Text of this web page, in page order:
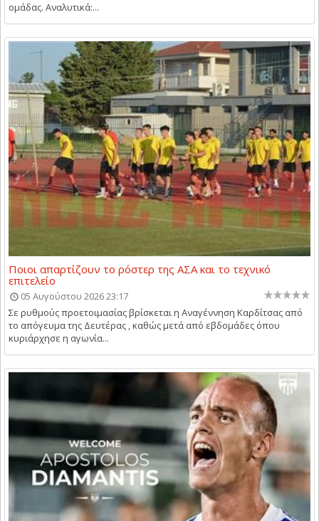
ομάδας. Αναλυτικά:...
Ποιοι απαρτίζουν το ρόστερ της ΑΣΑ και το τεχνικό
επιτελείο
05 Αυγούστου 2026 23:17
Σε ρυθμούς προετοιμασίας βρίσκεται η Αναγέννηση Καρδίτσας από
το απόγευμα της Δευτέρας , καθώς μετά από εβδομάδες όπου
κυριάρχησε η αγωνία...